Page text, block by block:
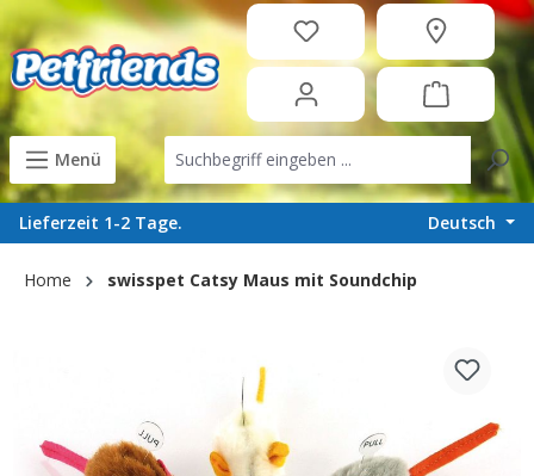
content
Menü
Lieferzeit 1-2 Tage. Deutsch
Home swisspet Catsy Maus mit Soundchip